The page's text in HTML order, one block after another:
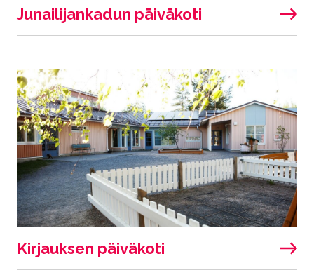
Junailijankadun päiväkoti
Kirjauksen päiväkoti